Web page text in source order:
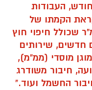
העבודות
הקמתו של
חדש בגודל של כ-150 מ"ר שכולל חיפוי חוץ
חדשים, שירותים
מוסדי (ממ"מ),
חיבור משודרג
החשמל ועוד."